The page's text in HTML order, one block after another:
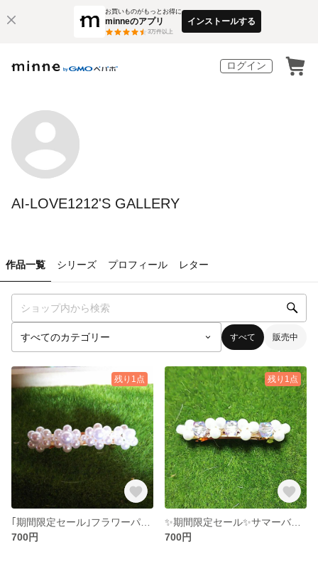
お買いものがもっとお得に
minneのアプリ
3万件以上
インストールする
ログイン
AI-LOVE1212'S GALLERY
作品一覧 シリーズ プロフィール レター
すべて 販売中
残り1点
700円
残り1点
✨期間限定セール✨サマーバレッタ
700円